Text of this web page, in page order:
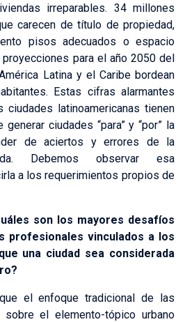
irreparables. 34 millones
carecen de título de propiedad,
pisos adecuados o espacio
para el año 2050 del
Latina y el Caribe bordean
Estas cifras alarmantes
ciudades latinoamericanas tienen
ciudades “para” y “por” la
de aciertos y errores de la
Debemos observar esa
a los requerimientos propios de
son los mayores desafíos
profesionales vinculados a los
una ciudad sea considerada
el enfoque tradicional de las
el elemento-tópico urbano